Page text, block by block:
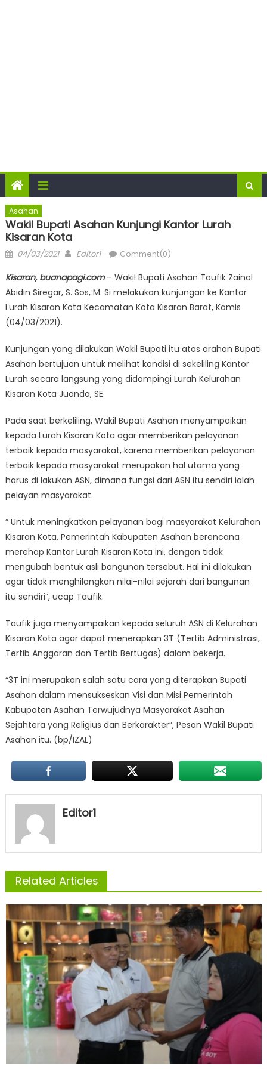
Asahan
Wakil Bupati Asahan Kunjungi Kantor Lurah
Kisaran Kota
Posted
04/03/2021 Author
Editor1 Comment(0)
Kisaran, buanapagi.com– Wakil Bupati Asahan Taufik Zainal
Abidin Siregar, S. Sos, M. Si melakukan kunjungan ke Kantor
Lurah Kisaran Kota Kecamatan Kota Kisaran Barat, Kamis
(04/03/2021).
Kunjungan yang dilakukan Wakil Bupati itu atas arahan Bupati
Asahan bertujuan untuk melihat kondisi di sekeliling Kantor
Lurah secara langsung yang didampingi Lurah Kelurahan
Kisaran Kota Juanda, SE.
Pada saat berkeliling, Wakil Bupati Asahan menyampaikan
kepada Lurah Kisaran Kota agar memberikan pelayanan
terbaik kepada masyarakat, karena memberikan pelayanan
terbaik kepada masyarakat merupakan hal utama yang
harus di lakukan ASN, dimana fungsi dari ASN itu sendiri ialah
pelayan masyarakat.
” Untuk meningkatkan pelayanan bagi masyarakat Kelurahan
Kisaran Kota, Pemerintah Kabupaten Asahan berencana
merehap Kantor Lurah Kisaran Kota ini, dengan tidak
mengubah bentuk asli bangunan tersebut. Hal ini dilakukan
agar tidak menghilangkan nilai-nilai sejarah dari bangunan
itu sendiri”, ucap Taufik.
Taufik juga menyampaikan kepada seluruh ASN di Kelurahan
Kisaran Kota agar dapat menerapkan 3T (Tertib Administrasi,
Tertib Anggaran dan Tertib Bertugas) dalam bekerja.
“3T ini merupakan salah satu cara yang diterapkan Bupati
Asahan dalam mensukseskan Visi dan Misi Pemerintah
Kabupaten Asahan Terwujudnya Masyarakat Asahan
Sejahtera yang Religius dan Berkarakter”, Pesan Wakil Bupati
Asahan itu. (bp/IZAL)
Editor1
Related Articles